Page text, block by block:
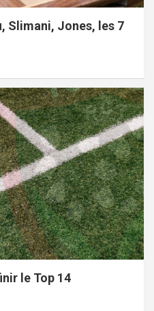
Slimani, Jones, les 7
le Top 14